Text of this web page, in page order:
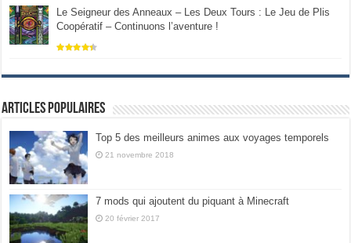
Le Seigneur des Anneaux – Les Deux Tours : Le Jeu de Plis
Coopératif – Continuons l’aventure !
Articles populaires
Top 5 des meilleurs animes aux voyages temporels
21 novembre 2018
7 mods qui ajoutent du piquant à Minecraft
20 février 2017